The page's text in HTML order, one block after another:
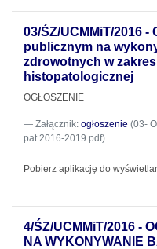
03/ŚZ/UCMMiT/2016 -
publicznym na
zdrowotnych w
histopatologicznej
OGŁOSZENIE
Załącznik: ogłoszenie (03-
pat.2016-2019.pdf)
Pobierz aplikację do
4/ŚZ/UCMMiT/2016 -
NA WYKONYWANIE